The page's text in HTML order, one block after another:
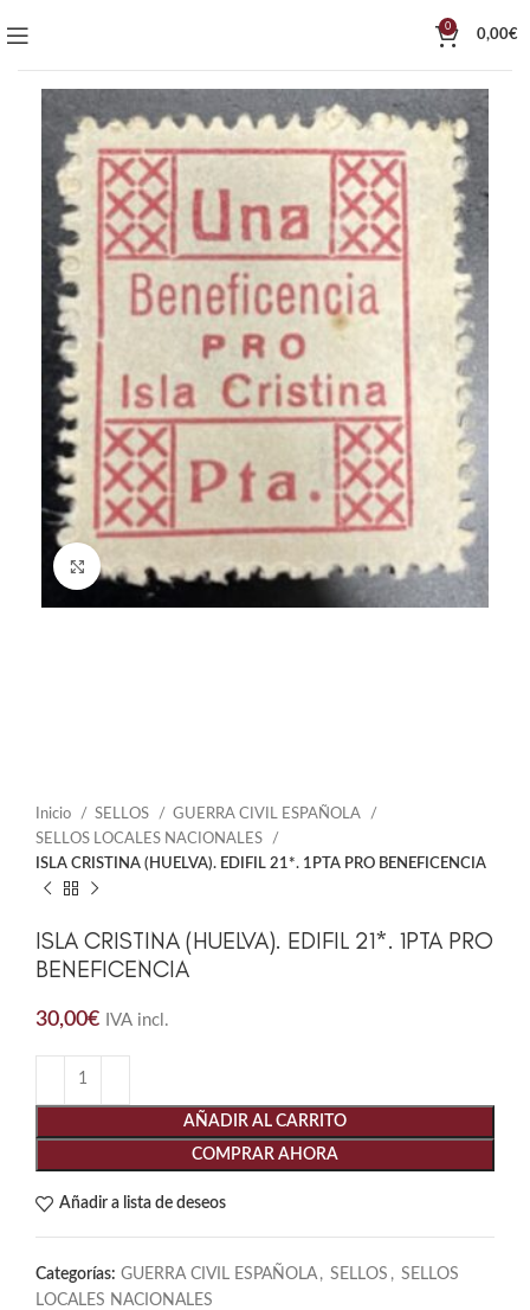
0
0,00€
Click to enlarge
Inicio SELLOS
GUERRA CIVIL ESPAÑOLA
SELLOS LOCALES NACIONALES
ISLA CRISTINA (HUELVA). EDIFIL 21*. 1PTA PRO BENEFICENCIA
ISLA CRISTINA (HUELVA). EDIFIL 21*. 1PTA PRO
BENEFICENCIA
30,00€ IVA incl.
AÑADIR AL CARRITO
COMPRAR AHORA
Añadir a lista de deseos
Categorías: GUERRA CIVIL ESPAÑOLA , SELLOS , SELLOS
LOCALES NACIONALES